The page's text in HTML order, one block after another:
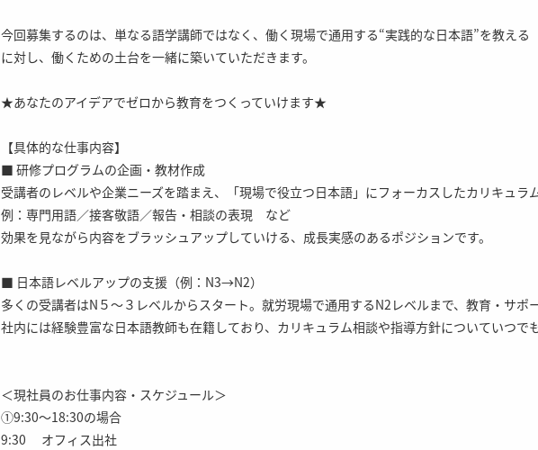
今回募集するのは、単なる語学講師ではなく、働く現場で通用する“実践的な日本語”を教え
に対し、働くための土台を一緒に築いていただきます。
★あなたのアイデアでゼロから教育をつくっていけます★
【具体的な仕事内容】
■ 研修プログラムの企画・教材作成
受講者のレベルや企業ニーズを踏まえ、「現場で役立つ日本語」にフォーカスしたカリキュラ
例：専門用語／接客敬語／報告・相談の表現 など
効果を見ながら内容をブラッシュアップしていける、成長実感のあるポジションです。
■ 日本語レベルアップの支援（例：N3→N2）
多くの受講者はN５～３レベルからスタート。就労現場で通用するN2レベルまで、教育・サポ
社内には経験豊富な日本語教師も在籍しており、カリキュラム相談や指導方針についていつ
＜現社員のお仕事内容・スケジュール＞
①9:30～18:30の場合
9:30 オフィス出社